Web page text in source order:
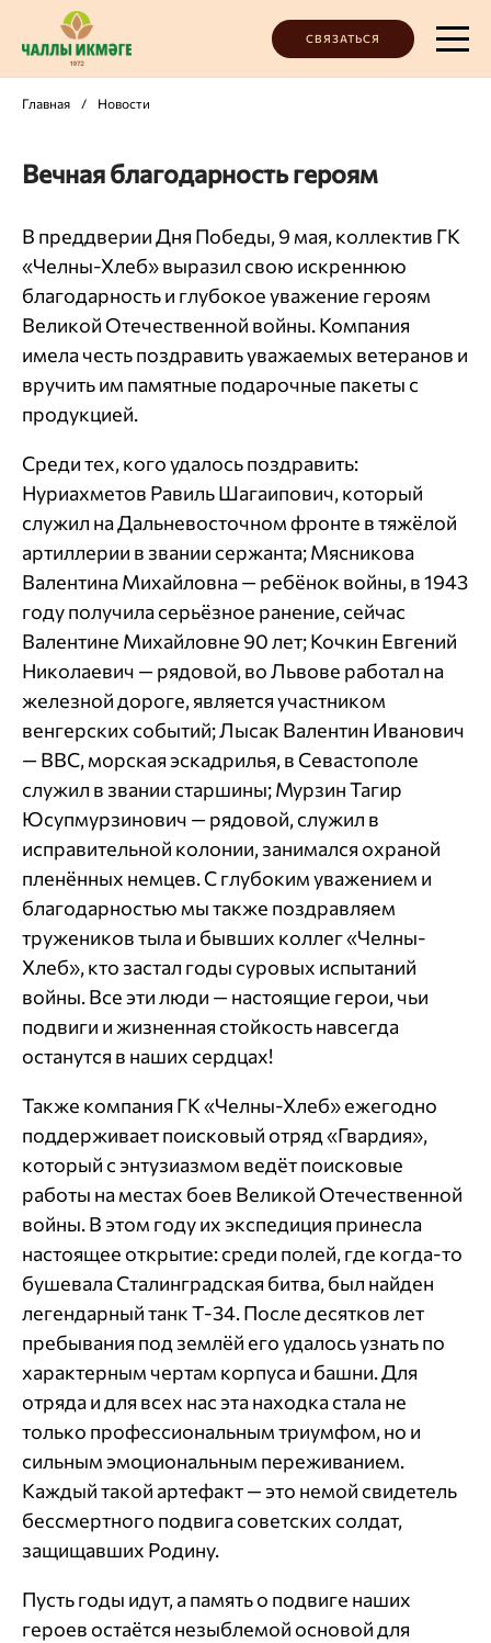
СВЯЗАТЬСЯ
Главная / Новости
Вечная благодарность героям
В преддверии Дня Победы, 9 мая, коллектив ГК
«Челны-Хлеб» выразил свою искреннюю
благодарность и глубокое уважение героям
Великой Отечественной войны. Компания
имела честь поздравить уважаемых ветеранов и
вручить им памятные подарочные пакеты с
продукцией.
Среди тех, кого удалось поздравить:
Нуриахметов Равиль Шагаипович, который
служил на Дальневосточном фронте в тяжёлой
артиллерии в звании сержанта; Мясникова
Валентина Михайловна — ребёнок войны, в 1943
году получила серьёзное ранение, сейчас
Валентине Михайловне 90 лет; Кочкин Евгений
Николаевич — рядовой, во Львове работал на
железной дороге, является участником
венгерских событий; Лысак Валентин Иванович
— ВВС, морская эскадрилья, в Севастополе
служил в звании старшины; Мурзин Тагир
Юсупмурзинович — рядовой, служил в
исправительной колонии, занимался охраной
пленённых немцев. С глубоким уважением и
благодарностью мы также поздравляем
тружеников тыла и бывших коллег «Челны-
Хлеб», кто застал годы суровых испытаний
войны. Все эти люди — настоящие герои, чьи
подвиги и жизненная стойкость навсегда
останутся в наших сердцах!
Также компания ГК «Челны-Хлеб» ежегодно
поддерживает поисковый отряд «Гвардия»,
который с энтузиазмом ведёт поисковые
работы на местах боев Великой Отечественной
войны. В этом году их экспедиция принесла
настоящее открытие: среди полей, где когда-то
бушевала Сталинградская битва, был найден
легендарный танк Т-34. После десятков лет
пребывания под землёй его удалось узнать по
характерным чертам корпуса и башни. Для
отряда и для всех нас эта находка стала не
только профессиональным триумфом, но и
сильным эмоциональным переживанием.
Каждый такой артефакт — это немой свидетель
бессмертного подвига советских солдат,
защищавших Родину.
Пусть годы идут, а память о подвиге наших
героев остаётся незыблемой основой для